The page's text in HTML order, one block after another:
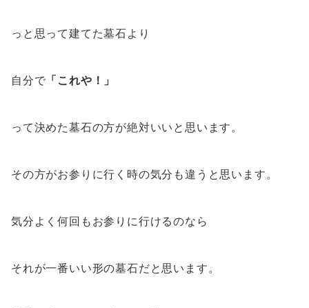
っと思って建てた墓石より
自分で 「これや！」
って決めた墓石の方が絶対いいと思います。
その方がお参りに行く時の気分も違うと思います。
気分よく何回もお参りに行けるのなら
それが一番いい形の墓石だと思います。